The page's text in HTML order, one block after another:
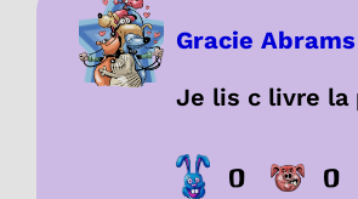
Gracie Abrams
Je lis c livre la
0 0